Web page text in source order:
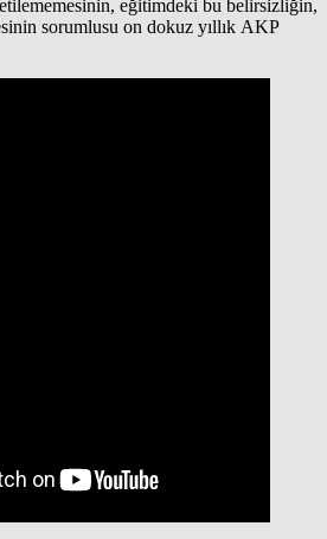
eğitimdeki bu belirsizliğin,
sorumlusu on dokuz yıllık AKP